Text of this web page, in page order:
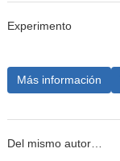
Experimento
Más información
Del mismo autor…